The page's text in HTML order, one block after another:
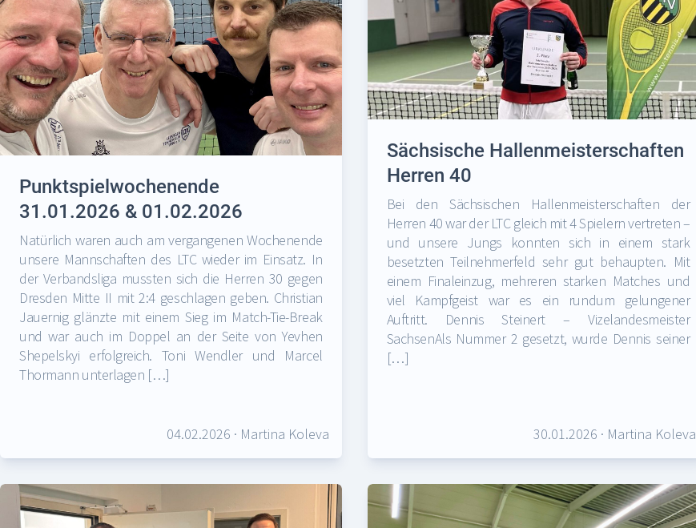
Punktspielwochenende
31.01.2026 & 01.02.2026
Natürlich waren auch am vergangenen Wochenende
unsere Mannschaften des LTC wieder im Einsatz. In
der Verbandsliga mussten sich die Herren 30 gegen
Dresden Mitte II mit 2:4 geschlagen geben. Christian
Jauernig glänzte mit einem Sieg im Match-Tie-Break
und war auch im Doppel an der Seite von Yevhen
Shepelskyi erfolgreich. Toni Wendler und Marcel
Thormann unterlagen […]
04.02.2026 · Martina Koleva
Sächsische Hallenmeisterschaften
Herren 40
Bei den Sächsischen Hallenmeisterschaften der
Herren 40 war der LTC gleich mit 4 Spielern vertreten –
und unsere Jungs konnten sich in einem stark
besetzten Teilnehmerfeld sehr gut behaupten. Mit
einem Finaleinzug, mehreren starken Matches und
viel Kampfgeist war es ein rundum gelungener
Auftritt. Dennis Steinert – Vizelandesmeister
SachsenAls Nummer 2 gesetzt, wurde Dennis seiner
[…]
30.01.2026 · Martina Koleva